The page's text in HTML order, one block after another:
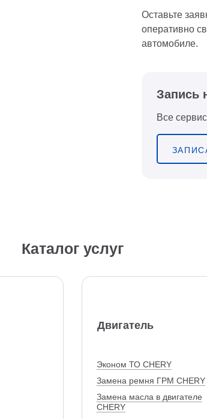
Оставьте
оперативно
автомобиле.
Запись
Все
Каталог услуг
Двигатель
Эконом ТО CHERY
Замена ремня ГРМ CHERY
Замена масла в двигателе
CHERY